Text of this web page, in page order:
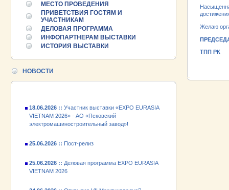
МЕСТО ПРОВЕДЕНИЯ
ПРИВЕТСТВИЯ ГОСТЯМ И
УЧАСТНИКАМ
ДЕЛОВАЯ ПРОГРАММА
ИНФОПАРТНЕРАМ ВЫСТАВКИ
ИСТОРИЯ ВЫСТАВКИ
НОВОСТИ
25.06.2026 ::Пост-релиз
25.06.2026 ::Деловая программа EXPO EURASIA
VIETNAM 2026
24.06.2026 ::Открытие VII Международной
промышленной выставки «EXPO EURASIA
VIETNAM 2026» - АО «Псковский
электромашиностроительный завод»!
VIETNAM 2026
промышленной выставки «EXPO EURASIA
Желаю